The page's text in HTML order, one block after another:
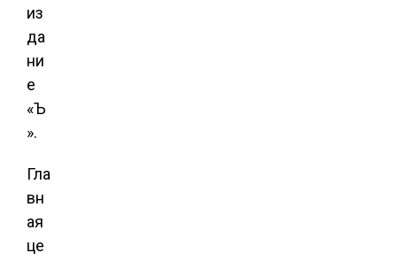
из
да
ни
е
«Ъ
».
Гла
вн
ая
це